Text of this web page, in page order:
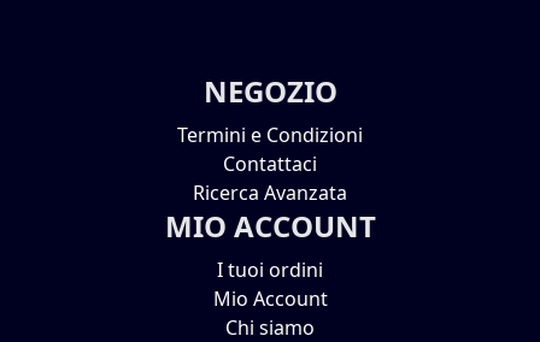
NEGOZIO
Termini e Condizioni
Contattaci
Ricerca Avanzata
MIO ACCOUNT
I tuoi ordini
Mio Account
Chi siamo